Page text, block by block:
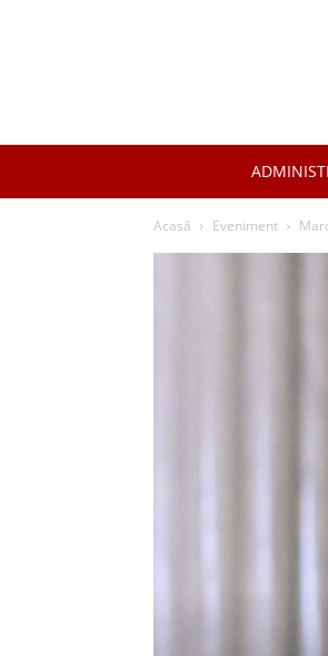
Acasă Eveniment